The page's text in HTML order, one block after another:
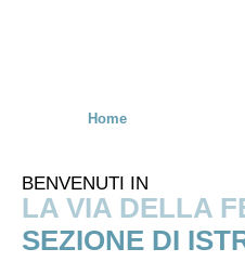
Home
BENVENUTI IN
LA VIA DELLA
SEZIONE DI